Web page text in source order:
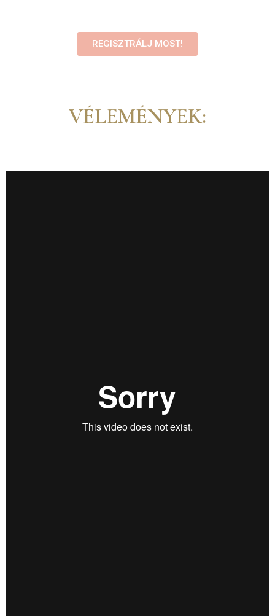
REGISZTRÁLJ MOST!
VÉLEMÉNYEK: